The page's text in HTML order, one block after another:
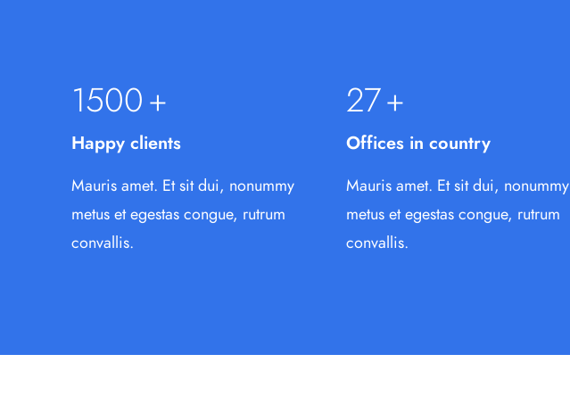
1500+
Happy clients
Mauris amet. Et sit dui, nonummy
metus et egestas congue, rutrum
convallis.
27+
Offices in country
Mauris amet. Et sit dui, nonummy
metus et egestas congue, rutrum
convallis.